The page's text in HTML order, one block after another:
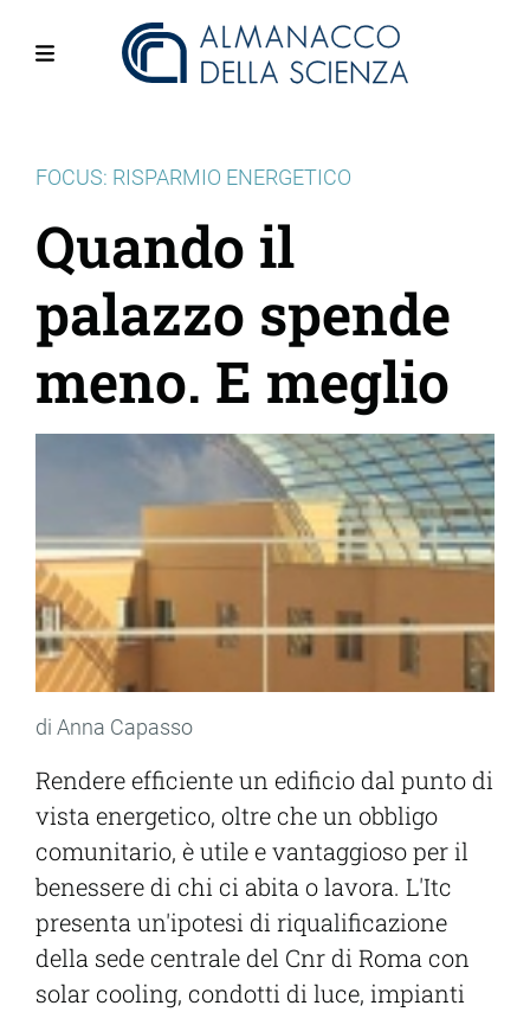
FOCUS: RISPARMIO ENERGETICO
Quando il
palazzo spende
meno. E meglio
di Anna Capasso
Rendere efficiente un edificio dal punto di
vista energetico, oltre che un obbligo
comunitario, è utile e vantaggioso per il
benessere di chi ci abita o lavora. L'Itc
presenta un'ipotesi di riqualificazione
della sede centrale del Cnr di Roma con
solar cooling, condotti di luce, impianti